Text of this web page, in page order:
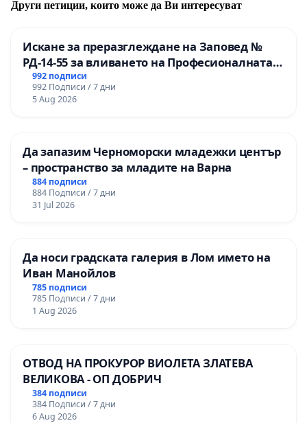
- заплащането да става на база общ водомер,
вместо на индивидуални отчети.
трябва да отворите посочения от Вас e-mail
адрес и да потвърдите гласа си!
Други петиции, които може да Ви интересуват
Искане за преразглеждане на Заповед №
РД-14-55 за вливането на Професионалната
гимназия по промишлени технологии в
Професионалната гимназия по икономика и
мениджмънт – гр. Пазарджик
992 подписи
992 Подписи / 7 дни
5 Aug 2026
Да запазим Черноморски младежки център
– пространство за младите на Варна
884 подписи
884 Подписи / 7 дни
31 Jul 2026
Да носи градската галерия в Лом името на
Иван Манойлов
785 подписи
785 Подписи / 7 дни
1 Aug 2026
ОТВОД НА ПРОКУРОР ВИОЛЕТА ЗЛАТЕВА
ВЕЛИКОВА - ОП ДОБРИЧ
384 подписи
384 Подписи / 7 дни
6 Aug 2026